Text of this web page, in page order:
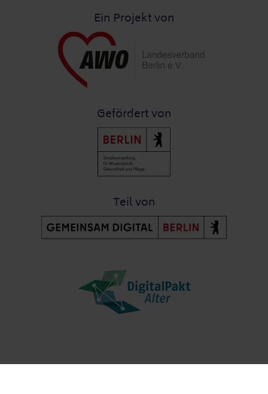
Ein Projekt von
Gefördert von
Teil von